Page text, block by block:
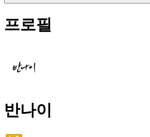
프로필
반나이